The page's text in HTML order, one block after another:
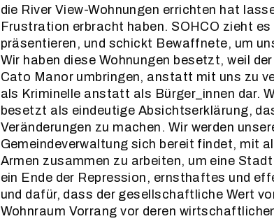
die River View-Wohnungen errichten hat
Frustration erbracht haben. SOHCO zieht
präsentieren, und schickt Bewaffnete, um
Wir haben diese Wohnungen besetzt, weil
Cato Manor umbringen, anstatt mit uns zu
als Kriminelle anstatt als Bürger_innen dar.
besetzt als eindeutige Absichtserklärung,
Veränderungen zu machen. Wir werden
Gemeindeverwaltung sich bereit findet, mit
Armen zusammen zu arbeiten, um eine
ein Ende der Repression, ernsthaftes und
und dafür, dass der gesellschaftliche Wert
Wohnraum Vorrang vor deren